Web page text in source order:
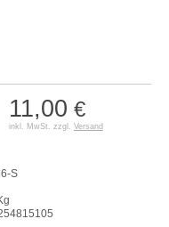
11,00 €
inkl. MwSt. zzgl. Versand
S